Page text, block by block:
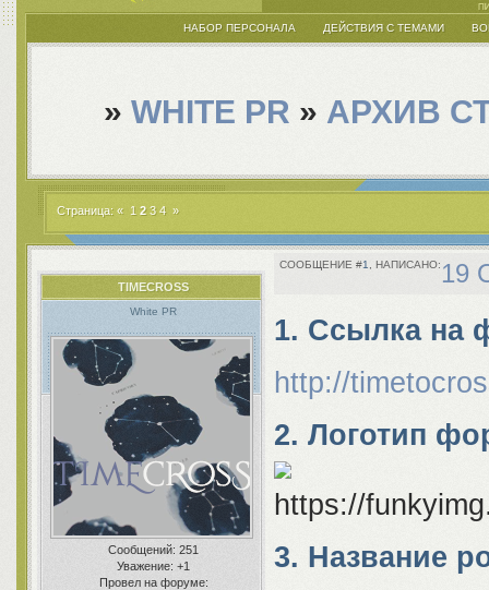
НАБОР ПЕРСОНАЛА ДЕЙСТВИЯ С ТЕМАМИ
» WHITE PR » АРХИВ
Страница: « 1 2 3 4 »
1 19
TIMECROSS
White PR
Сообщений: 251
Уважение: +1
Провел на форуме:
1. Ссылка на
http://
2. Логотип
3. Название